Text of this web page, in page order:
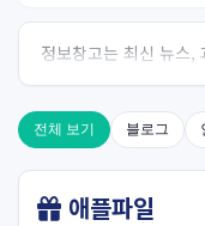
정보창고는 최신 뉴스,
한 신뢰성 있는
전체 보기 블로그
애플파일